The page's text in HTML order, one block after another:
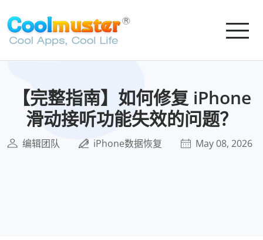
【完整指南】如何修复 iPhone
滑动接听功能失效的问题？
编辑团队 iPhone数据恢复 May 08, 2026